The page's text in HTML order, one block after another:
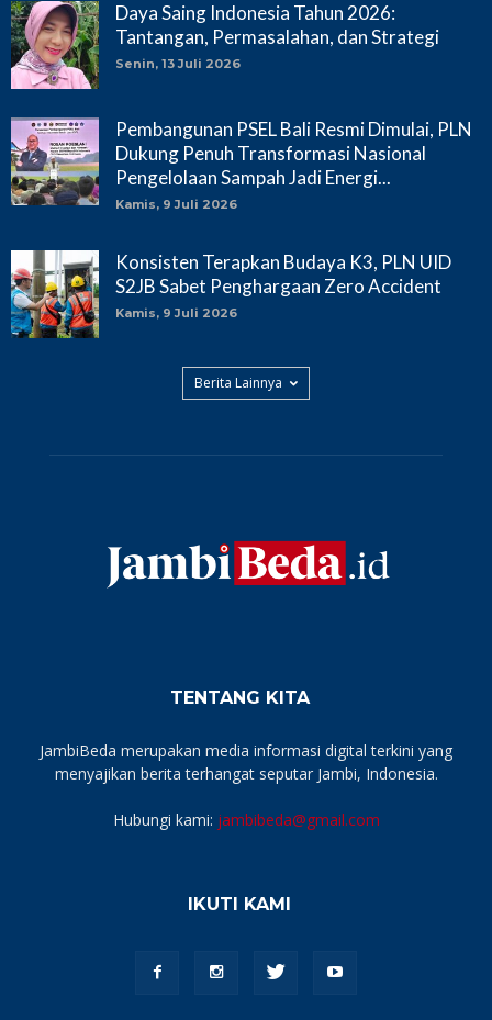
Daya Saing Indonesia Tahun 2026:
Tantangan, Permasalahan, dan Strategi
Senin, 13 Juli 2026
Pembangunan PSEL Bali Resmi Dimulai, PLN
Dukung Penuh Transformasi Nasional
Pengelolaan Sampah Jadi Energi...
Kamis, 9 Juli 2026
Konsisten Terapkan Budaya K3, PLN UID
S2JB Sabet Penghargaan Zero Accident
Kamis, 9 Juli 2026
Berita Lainnya
TENTANG KITA
JambiBeda merupakan media informasi digital terkini yang
menyajikan berita terhangat seputar Jambi, Indonesia.
Hubungi kami: jambibeda@gmail.com
IKUTI KAMI